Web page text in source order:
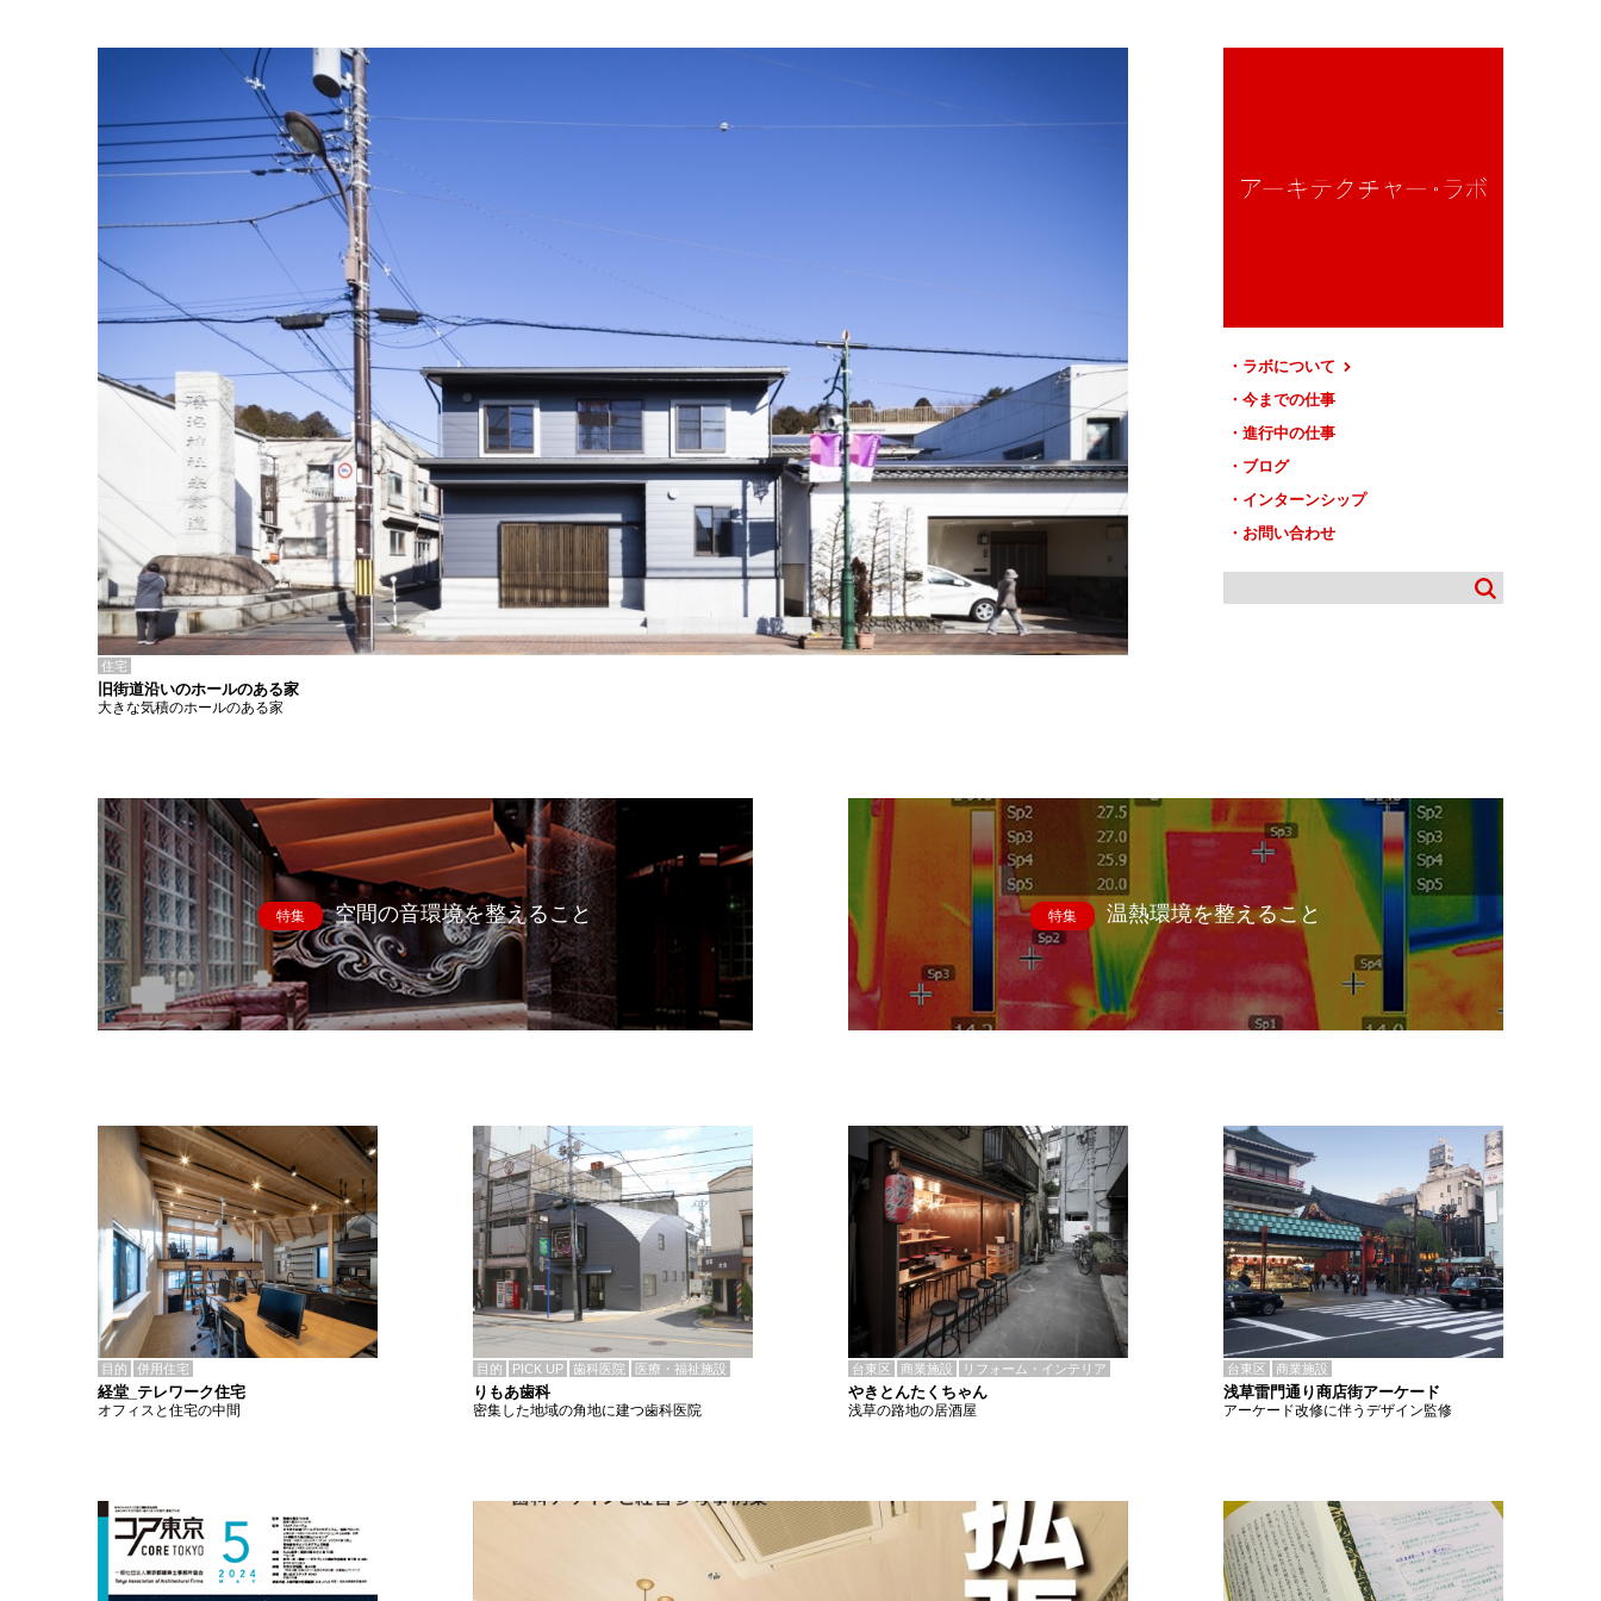
ラボについて
今までの仕事
進行中の仕事
ブログ
インターンシップ
お問い合わせ
住宅
旧街道沿いのホールのある家
大きな気積のホールのある家
特集 空間の音環境を整えること 特集 温熱環境を整えること
目的 併用住宅
経堂_テレワーク住宅
オフィスと住宅の中間
目的 PICK UP 歯科医院 医療・福祉施設
りもあ歯科
密集した地域の角地に建つ歯科医院
台東区 商業施設 リフォーム・インテリア
やきとんたくちゃん
浅草の路地の居酒屋
台東区 商業施設
浅草雷門通り商店街アーケード
アーケード改修に伴うデザイン監修